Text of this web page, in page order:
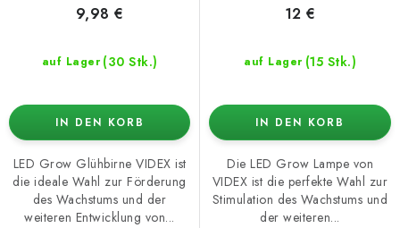
auf Lager (30 Stk.)
9,98 €
IN DEN KORB
LED Grow Glühbirne VIDEX ist
die ideale Wahl zur Förderung
des Wachstums und der
weiteren Entwicklung von...
auf Lager (15 Stk.)
12 €
IN DEN KORB
Die LED Grow Lampe von
VIDEX ist die perfekte Wahl zur
Stimulation des Wachstums und
der weiteren...